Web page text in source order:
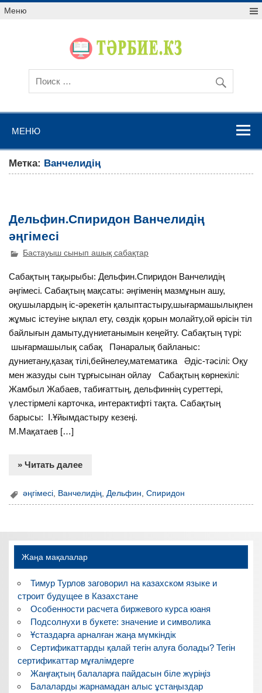
Меню
МЕНЮ
Метка: Ванчелидің
Дельфин.Спиридон Ванчелидің
әңгімесі
Бастауыш сынып ашық сабақтар
Сабақтың тақырыбы: Дельфин.Спиридон Ванчелидің
әңгімесі. Сабақтың мақсаты: әңгіменің мазмұнын ашу,
оқушылардың іс-әрекетін қалыптастыру,шығармашылықпен
жұмыс істеуіне ықпал ету, сөздік қорын молайту,ой өрісін тіл
байлығын дамыту,дүниетанымын кеңейту. Сабақтың түрі:
шығармашылық сабақ Пәнаралық байланыс:
дуниетану,қазақ тілі,бейнелеу,математика Әдіс-тәсілі: Оқу
мен жазуды сын тұрғысынан ойлау Сабақтың көрнекілі:
Жамбыл Жабаев, табиғаттың, дельфиннің суреттері,
үлестірмелі карточка, интерактифті тақта. Сабақтың
барысы: І.Ұйымдастыру кезеңі.
М.Мақатаев […]
» Читать далее
әңгімесі, Ванчелидің,Дельфин,Спиридон
Жаңа мақалалар
Тимур Турлов заговорил на казахском языке и
строит будущее в Казахстане
Особенности расчета биржевого курса юаня
Подсолнухи в букете: значение и символика
Ұстаздарға арналған жаңа мүмкіндік
Сертификаттарды қалай тегін алуға болады? Тегін
сертификаттар мұғалімдерге
Жаңғақтың балаларға пайдасын біле жүріңіз
Балаларды жарнамадан алыс ұстаңыздар